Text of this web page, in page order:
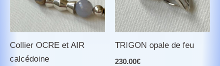
Collier OCRE et AIR
calcédoine
TRIGON opale de feu
230.00€